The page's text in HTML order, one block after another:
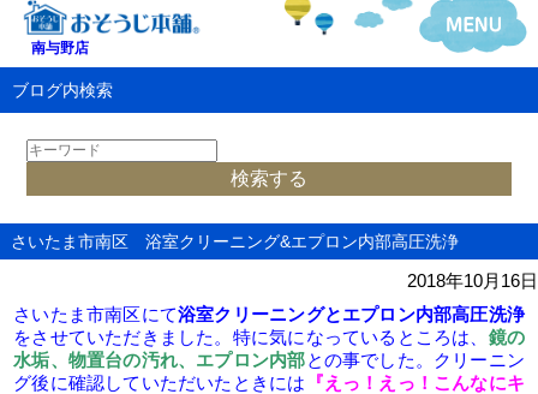
南与野店
ブログ内検索
さいたま市南区 浴室クリーニング&エプロン内部高圧洗浄
2018年10月16日
さいたま市南区にて浴室クリーニングとエプロン内部高圧洗浄
をさせていただきました。特に気になっているところは、 鏡の
水垢、物置台の汚れ、エプロン内部との事でした。クリーニン
グ後に確認していただいたときには 『えっ！えっ！こんなにキ